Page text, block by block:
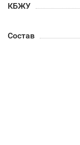
КБЖУ
Состав